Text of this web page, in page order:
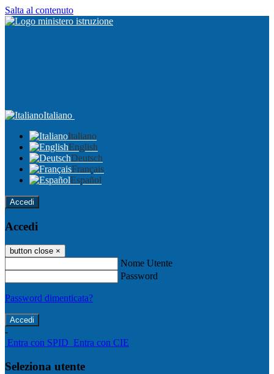
Salta al contenuto
Italiano
Italiano
English
Deutsch
Français
Español
Accedi
Accedi
button close ×
Nome Utente
Password
Password dimenticata?
-
Entra con SPID Entra con CIE
Seleziona utente